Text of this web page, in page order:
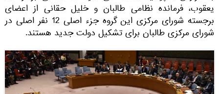
یعقوب، فرمانده نظامی طالبان و خلیل حقانی از اعضای
برجسته شورای مرکزی این گروه جزء اصلی 12 نفر اصلی در
شورای مرکزی طالبان برای تشکیل دولت جدید هستند.